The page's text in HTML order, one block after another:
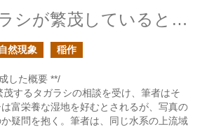
田の横にタガラシが繁茂していると困るよね
自然現象 稲作
した概要 **/
するタガラシの相談を受け、筆者はそ
富栄養な湿地を好むとされるが、写真の
疑問を抱く。筆者は、同じ水系の上流域